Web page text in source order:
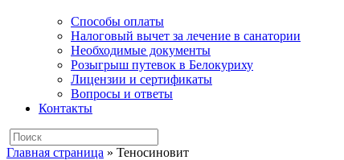
Способы оплаты
Налоговый вычет за лечение в санатории
Необходимые документы
Розыгрыш путевок в Белокуриху
Лицензии и сертификаты
Вопросы и ответы
Контакты
Главная страница » Теносиновит